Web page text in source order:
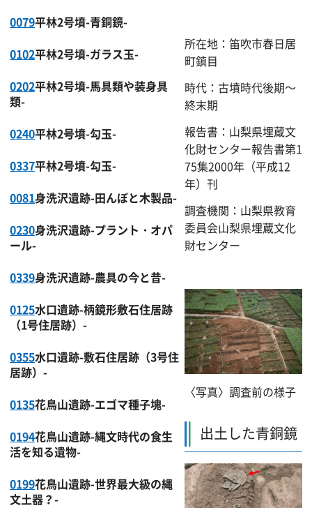
0079平林2号墳-青銅鏡-
0102平林2号墳-ガラス玉-
0202平林2号墳-馬具類や装身具
類-
0240平林2号墳-勾玉-
0337平林2号墳-勾玉-
0081身洗沢遺跡-田んぼと木製品-
0230身洗沢遺跡-プラント・オパ
ール-
0339身洗沢遺跡-農具の今と昔-
0125水口遺跡-柄鏡形敷石住居跡
（1号住居跡）-
0355水口遺跡-敷石住居跡（3号住
居跡）-
0135花鳥山遺跡-エゴマ種子塊-
0194花鳥山遺跡-縄文時代の食生
活を知る遺物-
0199花鳥山遺跡-世界最大級の縄
文土器？-
所在地：笛吹市春日居
町鎮目
時代：古墳時代後期～
終末期
報告書：山梨県埋蔵文
化財センター報告書第1
75集2000年（平成12
年）刊
調査機関：山梨県教育
委員会山梨県埋蔵文化
財センター
〈写真〉調査前の様子
出土した青銅鏡